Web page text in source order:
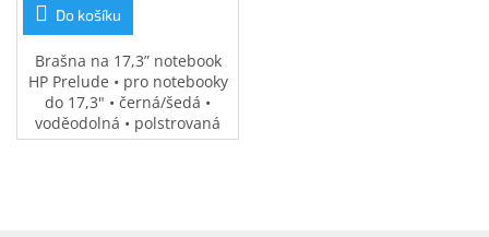
Do košíku
Brašna na 17,3” notebook
HP Prelude • pro notebooky
do 17,3" • černá/šedá •
voděodolná • polstrovaná
přihrádka na notebook •